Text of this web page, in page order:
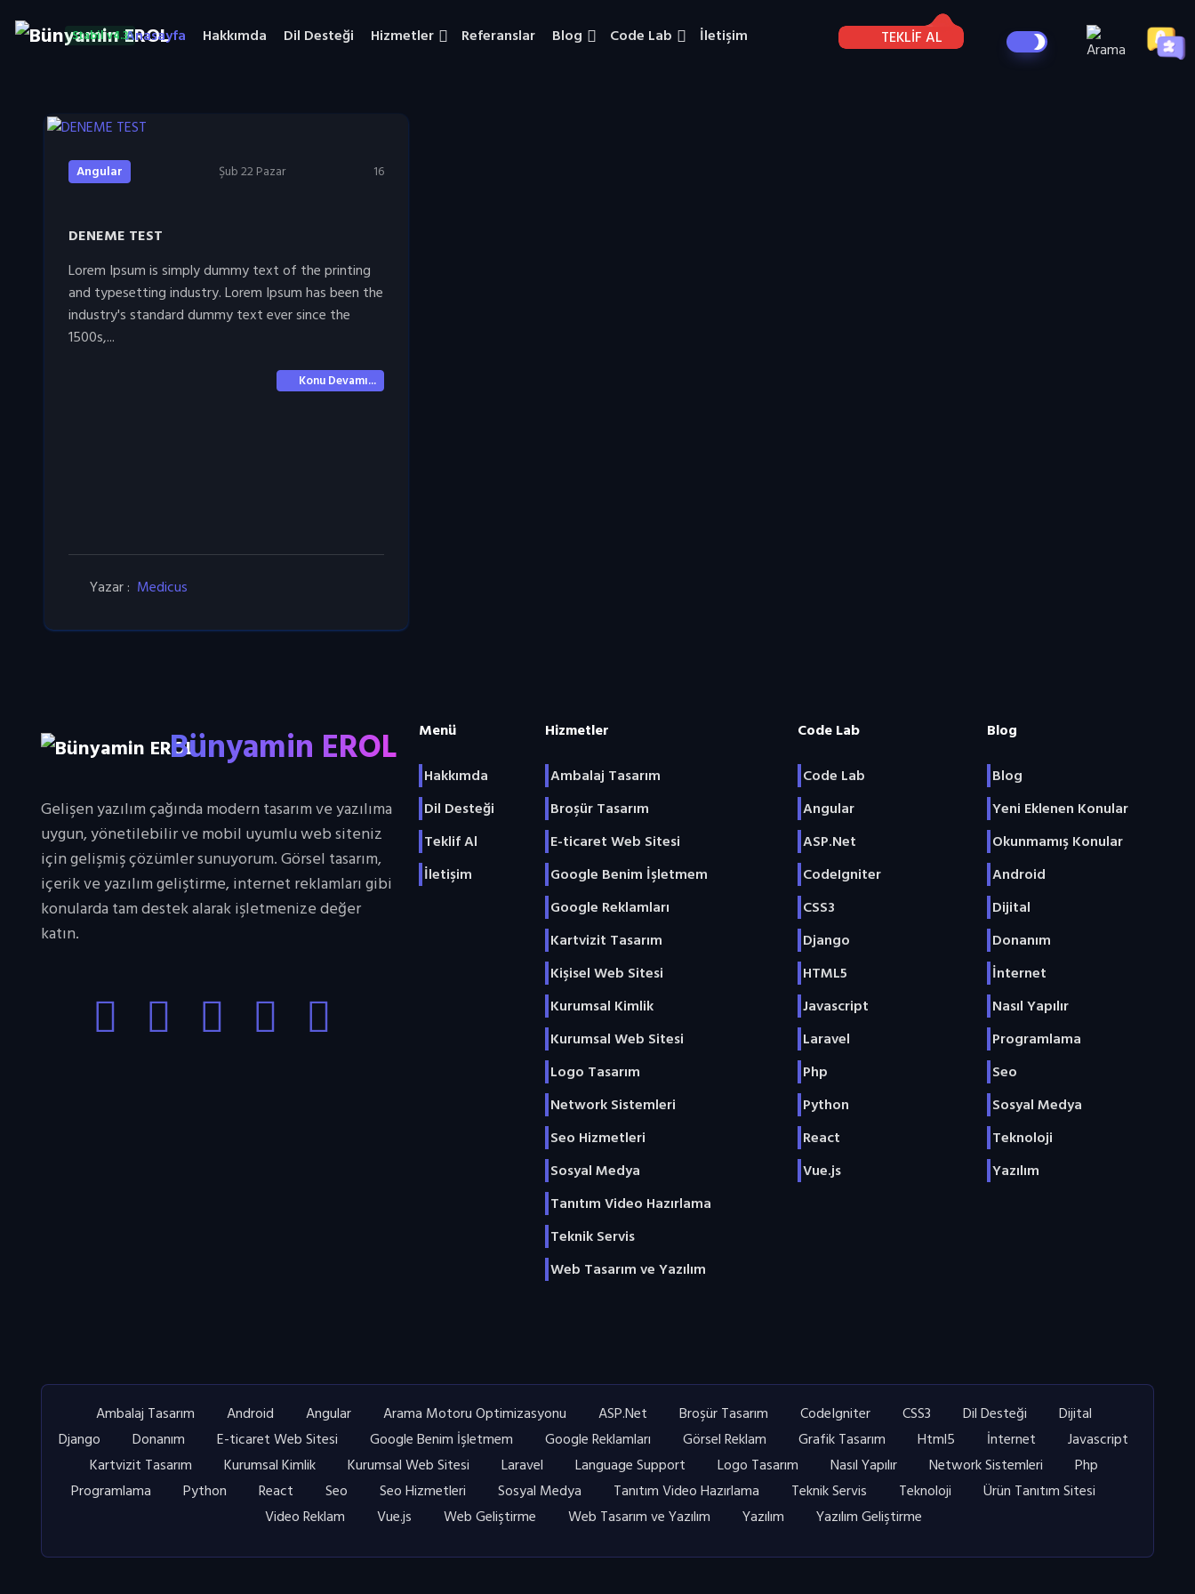
Stabil v4.3Anasayfa Hakkımda Dil Desteği Hizmetler Referanslar Blog Code Lab İletişim TEKLİF AL
Angular Şub 22 Pazar 16
DENEME TEST
Lorem Ipsum is simply dummy text of the printing
and typesetting industry. Lorem Ipsum has been the
industry's standard dummy text ever since the
1500s,...
Konu Devamı...
Yazar : Medicus
Bünyamin EROL
Bünyamin EROL
Bünyamin EROL
Gelişen yazılım çağında modern tasarım ve yazılıma
uygun, yönetilebilir ve mobil uyumlu web siteniz
için gelişmiş çözümler sunuyorum. Görsel tasarım,
içerik ve yazılım geliştirme, internet reklamları gibi
konularda tam destek alarak işletmenize değer
katın.
Menü
Hakkımda
Dil Desteği
Teklif Al
İletişim
Hizmetler
Ambalaj Tasarım
Broşür Tasarım
E-ticaret Web Sitesi
Google Benim İşletmem
Google Reklamları
Kartvizit Tasarım
Kişisel Web Sitesi
Kurumsal Kimlik
Kurumsal Web Sitesi
Logo Tasarım
Network Sistemleri
Seo Hizmetleri
Sosyal Medya
Tanıtım Video Hazırlama
Teknik Servis
Web Tasarım ve Yazılım
Code Lab
Code Lab
Angular
ASP.Net
CodeIgniter
CSS3
Django
HTML5
Javascript
Laravel
Php
Python
React
Vue.js
Blog
Blog
Yeni Eklenen Konular
Okunmamış Konular
Android
Dijital
Donanım
İnternet
Nasıl Yapılır
Programlama
Seo
Sosyal Medya
Teknoloji
Yazılım
Ambalaj Tasarım Android Angular Arama Motoru Optimizasyonu ASP.Net Broşür Tasarım CodeIgniter CSS3 Dil Desteği
Dijital
Django
Donanım E-ticaret Web Sitesi Google Benim İşletmem Google Reklamları Görsel Reklam Grafik Tasarım Html5 İnternet
Javascript
Kartvizit Tasarım
Kurumsal Kimlik Kurumsal Web Sitesi Laravel Language Support Logo Tasarım Nasıl Yapılır Network Sistemleri
Php
Programlama
Python React Seo Seo Hizmetleri Sosyal Medya Tanıtım Video Hazırlama Teknik Servis Teknoloji
Ürün Tanıtım Sitesi
Video Reklam
Vue.js Web Geliştirme Web Tasarım ve Yazılım Yazılım Yazılım Geliştirme